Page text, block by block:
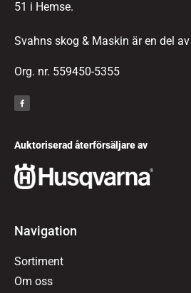
51 i Hemse.
Svahns skog & Maskin är en del
Org. nr. 559450-5355
Auktoriserad återförsäljare av
Navigation
Sortiment
Om oss